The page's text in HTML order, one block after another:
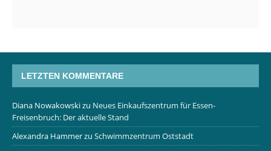
LETZTEN KOMMENTARE
Diana Nowakowskizu Neues Einkaufszentrum für Essen-
Freisenbruch: Der aktuelle Stand
Alexandra Hammerzu Schwimmzentrum Oststadt